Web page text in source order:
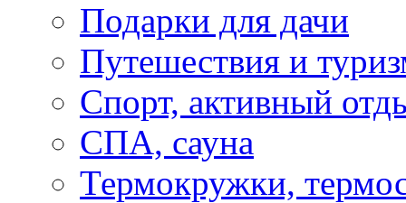
Подарки для дачи
Путешествия и
Спорт, активный
СПА, сауна
Термокружки,